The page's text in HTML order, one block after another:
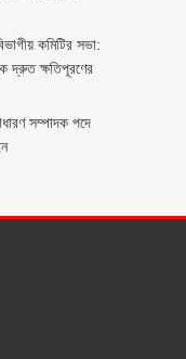
কমিটির সভা:
দ্রুত ক্ষতিপূরণের
সম্পাদক পদে